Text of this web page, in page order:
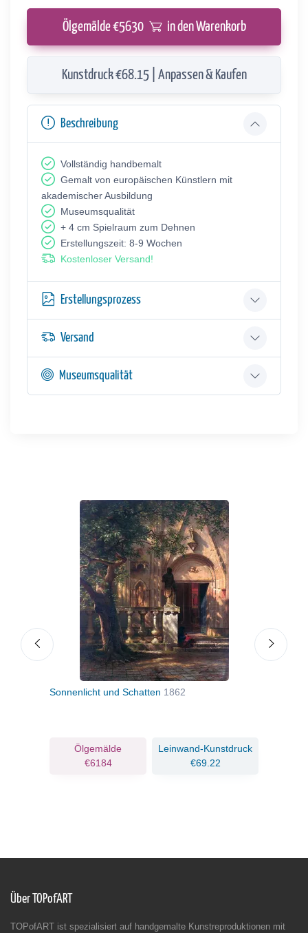
Ölgemälde €5630 in den Warenkorb
Kunstdruck €68.15 | Anpassen & Kaufen
Beschreibung
Vollständig handbemalt
Gemalt von europäischen Künstlern mit
akademischer Ausbildung
Museumsqualität
+ 4 cm Spielraum zum Dehnen
Erstellungszeit: 8-9 Wochen
Kostenloser Versand!
Erstellungsprozess
Versand
Museumsqualität
Sonnenlicht und Schatten 1862
Ölgemälde
€6184
Leinwand-Kunstdruck
€69.22
Über TOPofART
TOPofART ist spezialisiert auf handgemalte Kunstreproduktionen mit